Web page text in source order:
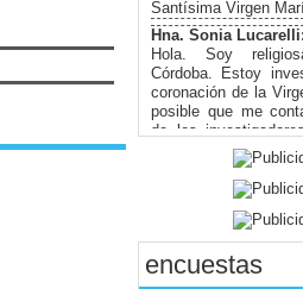
Santísima Virgen
Hna. Sonia Lucarelli:
Hola. Soy
Córdoba. Estoy
coronación de la
posible que me
de los
cargo la historia?
Miguel Di Pietro:
desde Buenos
un link facebook para
Miguel Di Pietro:
Guillermo ,Desde el
encuestas